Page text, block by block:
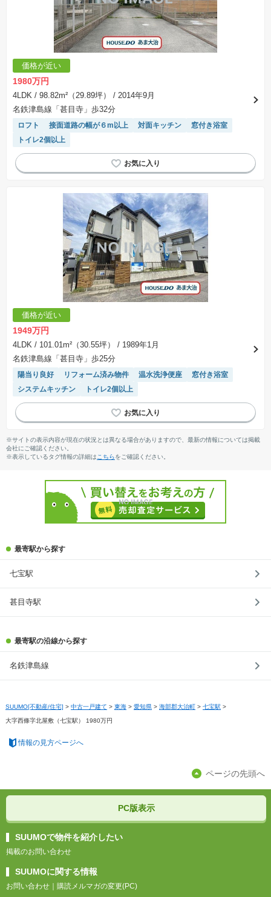
価格が近い
1980万円
4LDK / 98.82m²（29.89坪）
/ 2014年9月
名鉄津島線「甚目寺」歩32分
ロフト 接面道路の幅が６m以上 対面キッチン
窓付き浴室
トイレ2個以上
価格が近い
1949万円
4LDK / 101.01m²（30.55坪）
/ 1989年1月
名鉄津島線「甚目寺」歩25分
陽当り良好 リフォーム済み物件 温水洗浄便座
窓付き浴室
システムキッチン
トイレ2個以上
※サイトの表示内容が現在の状況とは異なる場合がありますので、最新の情報については掲載
会社にご確認ください。
※表示しているタグ情報の詳細は こちらをご確認ください。
最寄駅から探す
七宝駅
甚目寺駅
最寄駅の沿線から探す
名鉄津島線
SUUMO[不動産/住宅] > 中古一戸建て > 東海 > 愛知県 > 海部郡大治町 > 七宝駅 >
大字西條字北屋敷（七宝駅） 1980万円
情報の見方ページへ
ページの先頭へ
PC版表示
SUUMOで物件を紹介したい
掲載のお問い合わせ
SUUMOに関する情報
お問い合わせ 購読メルマガの変更(PC)